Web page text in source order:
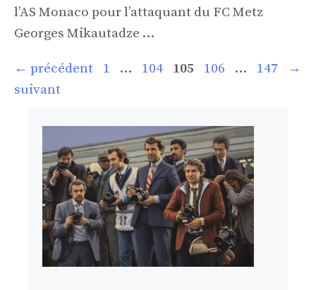
l’AS Monaco pour l’attaquant du FC Metz
Georges Mikautadze …
← précédent Page
1 … Page
104 Page
105 Page
106 … Page
147
→
suivant